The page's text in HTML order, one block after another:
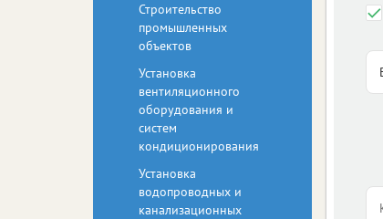
Строительство
промышленных
объектов
Установка
вентиляционного
оборудования и
систем
кондиционирования
Установка
водопроводных и
канализационных